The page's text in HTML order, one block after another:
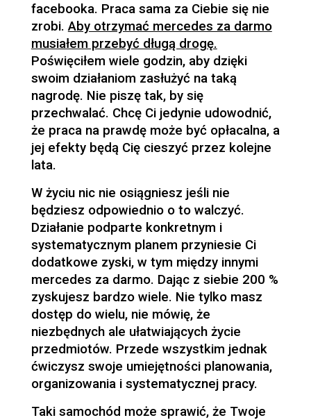
facebooka. Praca sama za Ciebie się nie
zrobi. Aby otrzymać mercedes za darmo
musiałem przebyć długą drogę.
Poświęciłem wiele godzin, aby dzięki
swoim działaniom zasłużyć na taką
nagrodę. Nie piszę tak, by się
przechwalać. Chcę Ci jedynie udowodnić,
że praca na prawdę może być opłacalna, a
jej efekty będą Cię cieszyć przez kolejne
lata.
W życiu nic nie osiągniesz jeśli nie
będziesz odpowiednio o to walczyć.
Działanie podparte konkretnym i
systematycznym planem przyniesie Ci
dodatkowe zyski, w tym między innymi
mercedes za darmo. Dając z siebie 200 %
zyskujesz bardzo wiele. Nie tylko masz
dostęp do wielu, nie mówię, że
niezbędnych ale ułatwiających życie
przedmiotów. Przede wszystkim jednak
ćwiczysz swoje umiejętności planowania,
organizowania i systematycznej pracy.
Taki samochód może sprawić, że Twoje